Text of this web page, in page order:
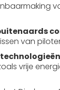
van
vrije